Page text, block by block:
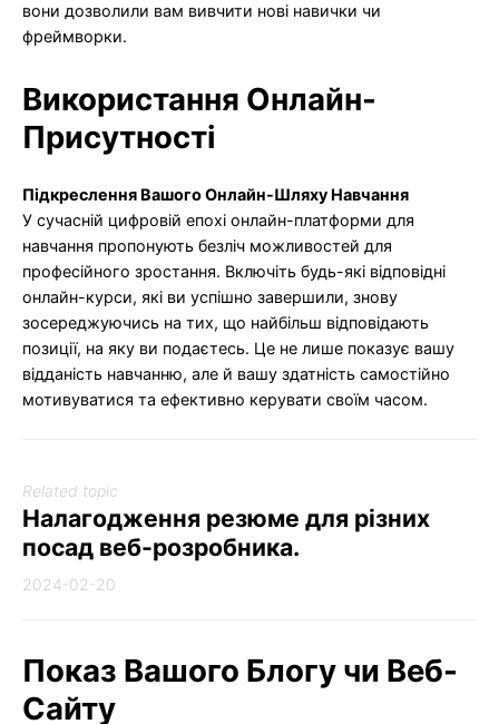
вони дозволили вам вивчити нові навички чи
фреймворки.
Використання Онлайн-
Присутності
Підкреслення Вашого Онлайн-Шляху Навчання
У сучасній цифровій епохі онлайн-платформи для
навчання пропонують безліч можливостей для
професійного зростання. Включіть будь-які відповідні
онлайн-курси, які ви успішно завершили, знову
зосереджуючись на тих, що найбільш відповідають
позиції, на яку ви подаєтесь. Це не лише показує вашу
відданість навчанню, але й вашу здатність самостійно
мотивуватися та ефективно керувати своїм часом.
Related topic
Налагодження резюме для різних
посад веб-розробника.
2024-02-20
Показ Вашого Блогу чи Веб-
Сайту